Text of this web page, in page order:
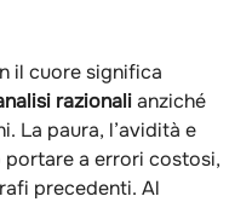
il cuore significa
razionalianziché
La paura, l’avidità e
portare a errori costosi,
precedenti. Al